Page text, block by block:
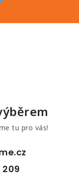
tu pro vás!
209